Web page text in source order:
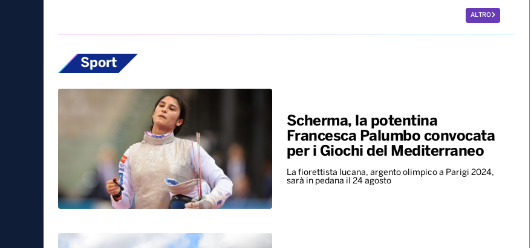
ALTRO
Sport
Scherma, la potentina
Francesca Palumbo convocata
per i Giochi del Mediterraneo
La fiorettista lucana, argento olimpico a Parigi 2024,
sarà in pedana il 24 agosto